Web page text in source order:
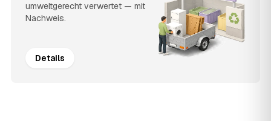
umweltgerecht verwertet — mit
Nachweis.
Details